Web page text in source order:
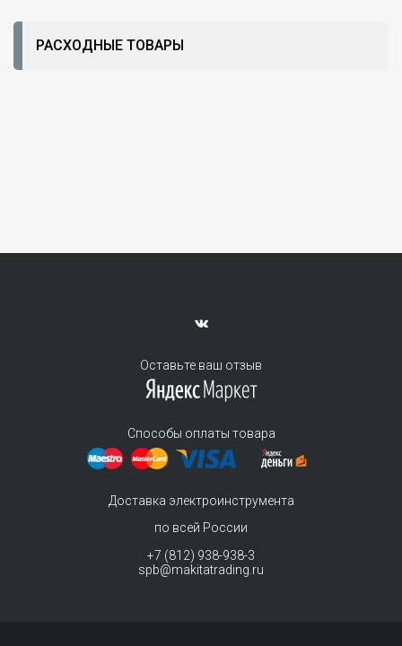
РАСХОДНЫЕ ТОВАРЫ
Оставьте ваш отзыв
Способы оплаты товара
Доставка электроинструмента
по всей России
+7 (812) 938-938-3
spb@makitatrading.ru